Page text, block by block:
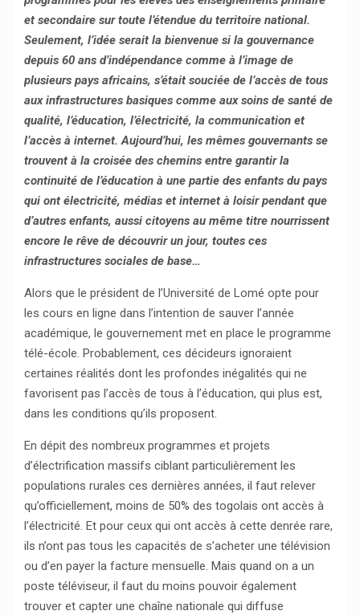
et secondaire sur toute l’étendue du territoire national.
Seulement, l’idée serait la bienvenue si la gouvernance
depuis 60 ans d’indépendance comme à l’image de
plusieurs pays africains, s’était souciée de l’accès de tous
aux infrastructures basiques comme aux soins de santé de
qualité, l’éducation, l’électricité, la communication et
l’accès à internet. Aujourd’hui, les mêmes gouvernants se
trouvent à la croisée des chemins entre garantir la
continuité de l’éducation à une partie des enfants du pays
qui ont électricité, médias et internet à loisir pendant que
d’autres enfants, aussi citoyens au même titre nourrissent
encore le rêve de découvrir un jour, toutes ces
infrastructures sociales de base…
Alors que le président de l’Université de Lomé opte pour
les cours en ligne dans l’intention de sauver l’année
académique, le gouvernement met en place le programme
télé-école. Probablement, ces décideurs ignoraient
certaines réalités dont les profondes inégalités qui ne
favorisent pas l’accès de tous à l’éducation, qui plus est,
dans les conditions qu’ils proposent.
En dépit des nombreux programmes et projets
d’électrification massifs ciblant particulièrement les
populations rurales ces dernières années, il faut relever
qu’officiellement, moins de 50% des togolais ont accès à
l’électricité. Et pour ceux qui ont accès à cette denrée rare,
ils n’ont pas tous les capacités de s’acheter une télévision
ou d’en payer la facture mensuelle. Mais quand on a un
poste téléviseur, il faut du moins pouvoir également
trouver et capter une chaîne nationale qui diffuse